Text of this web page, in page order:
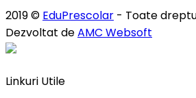
2019 © EduPrescolar - Toate
Dezvoltat deAMC Websoft
Linkuri Utile